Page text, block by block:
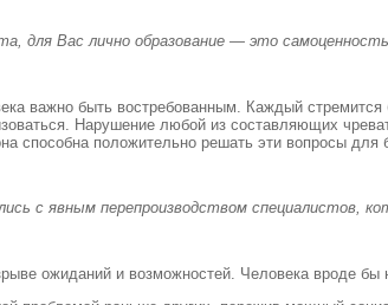
для Вас лично образование — это
важно быть востребованным. Каждый
Нарушение любой из составляющих
способна положительно решать эти вопросы
с явным перепроизводством специалистов,
ожиданий и возможностей. Человека вроде бы